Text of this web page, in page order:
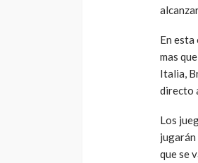
En esta
mas
Italia,
directo
Los
que se